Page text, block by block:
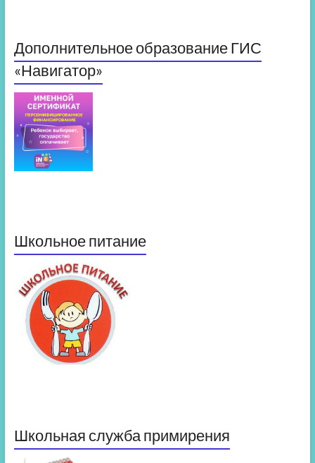
Дополнительное образование ГИС
«Навигатор»
Школьное питание
Школьная служба примирения